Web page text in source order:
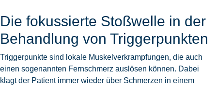
Die fokussierte Stoßwelle in der
Behandlung von Triggerpunkten
Triggerpunkte sind lokale Muskelverkrampfungen, die auch
einen sogenannten Fernschmerz auslösen können. Dabei
klagt der Patient immer wieder über Schmerzen in einem